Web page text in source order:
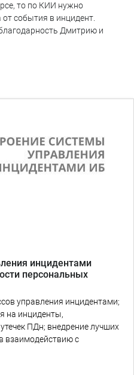
то по КИИ нужно
события в инцидент.
Дмитрию и
инцидентами
персональных
управления инцидентами;
на инциденты,
ПДн; внедрение лучших
взаимодействию с